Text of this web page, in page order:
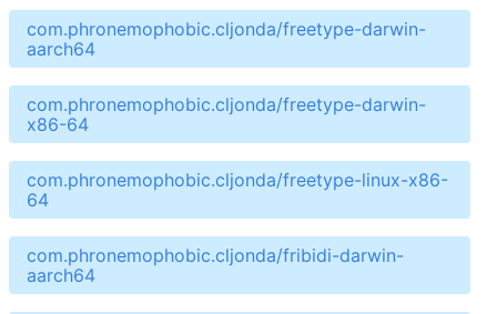
com.phronemophobic.cljonda/freetype-darwin-
aarch64
com.phronemophobic.cljonda/freetype-darwin-
x86-64
com.phronemophobic.cljonda/freetype-linux-x86-
64
com.phronemophobic.cljonda/fribidi-darwin-
aarch64